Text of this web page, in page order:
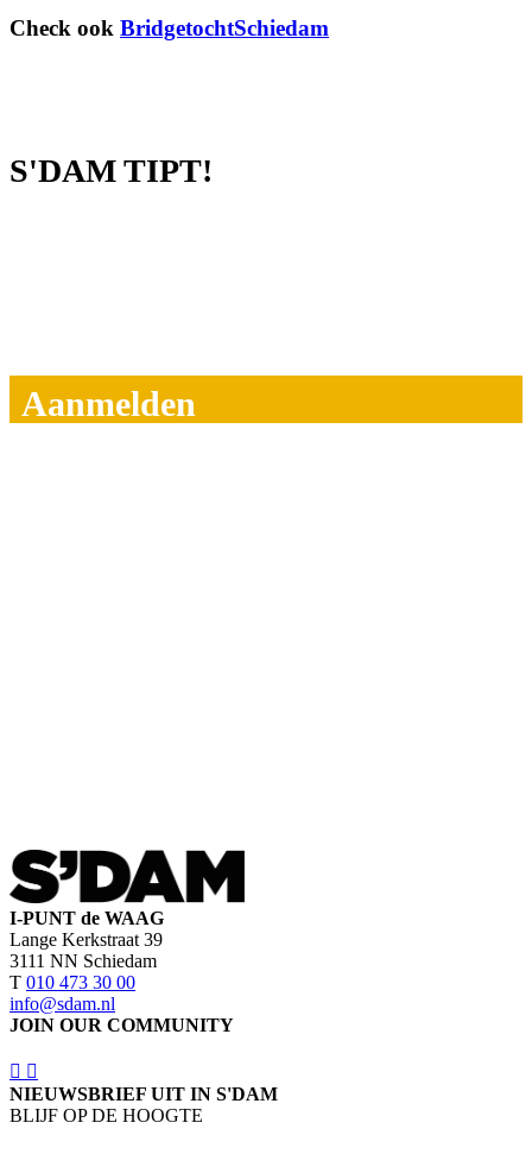
Check ook BridgetochtSchiedam
S'DAM TIPT!
Aanmelden
I-PUNT de WAAG
Lange Kerkstraat 39
3111 NN Schiedam
T 010 473 30 00
info@sdam.nl
JOIN OUR COMMUNITY
NIEUWSBRIEF UIT IN S'DAM
BLIJF OP DE HOOGTE